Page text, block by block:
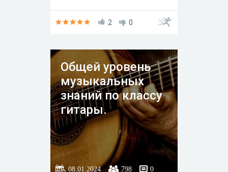
2 0
Общей уровень
музыкальных
знаний по классу
гитары.
08.01.2024 798 0